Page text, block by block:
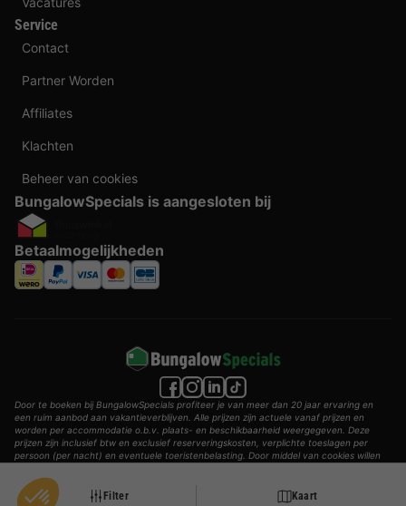
Filter Kaart
Service
Contact
Partner Worden
Affiliates
Klachten
Beheer van cookies
BungalowSpecials is aangesloten bij
Betaalmogelijkheden
Door te boeken bij BungalowSpecials profiteer je van meer dan 20 jaar ervaring en
een ruim aanbod aan vakantieverblijven. Alle prijzen zijn actuele vanaf prijzen en
worden per accommodatie o.b.v. plaats- en beschikbaarheid weergegeven. Deze
prijzen zijn inclusief btw en exclusief reserveringskosten, verplichte toeslagen per
persoon (per nacht) en eventuele toeristenbelasting. Door middel van cookies willen
© 2002 - 2025 AddGuests B.V. Alle rechten voorbehouden.